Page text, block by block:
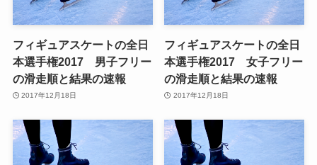
フィギュアスケートの全日
本選手権2017 男子フリー
の滑走順と結果の速報
2017年12月18日
フィギュアスケートの全日
本選手権2017 女子フリー
の滑走順と結果の速報
2017年12月18日